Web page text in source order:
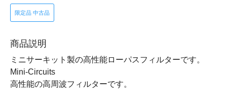
限定品 中古品
商品説明
ミニサーキット製の高性能ローパスフィルターです。
Mini-Circuits
高性能の高周波フィルターです。